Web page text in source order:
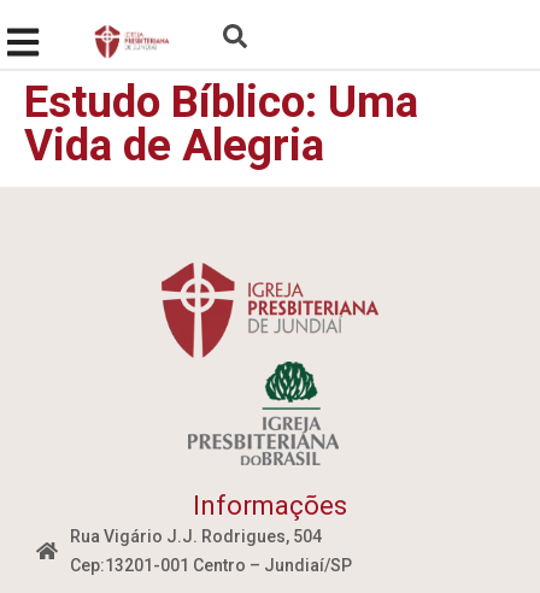
Estudo Bíblico: Uma
Vida de Alegria
Informações
Rua Vigário J.J. Rodrigues, 504
Cep:13201-001 Centro – Jundiaí/SP